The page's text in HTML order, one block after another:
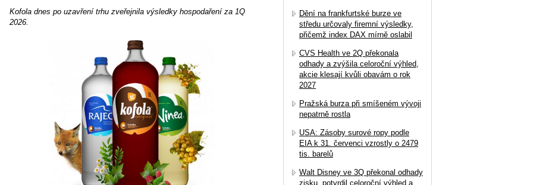
Kofola dnes po uzavření trhu zveřejnila výsledky hospodaření za 1Q
2026.
Dění na frankfurtské burze ve
středu určovaly firemní výsledky,
přičemž index DAX mírně oslabil
CVS Health ve 2Q překonala
odhady a zvýšila celoroční výhled,
akcie klesají kvůli obavám o rok
2027
Pražská burza při smíšeném vývoji
nepatrně rostla
USA: Zásoby surové ropy podle
EIA k 31. červenci vzrostly o 2479
tis. barelů
Walt Disney ve 3Q překonal odhady
zisku, potvrdil celoroční výhled a